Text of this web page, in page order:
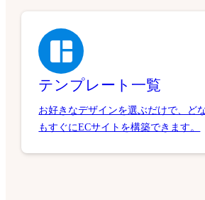
テンプレート一覧
お好きなデザインを選ぶだけで、ど
もすぐにECサイトを構築できます。